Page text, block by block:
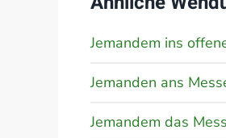
Jemandem ins
Jemanden ans
Jemandem das